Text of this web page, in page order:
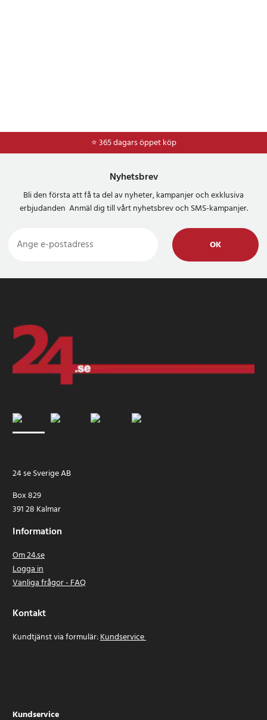
⭐ 365 dagars öppet köp
⭐Frakt 49kr *
Nyhetsbrev
Bli den första att få ta del av nyheter, kampanjer och exklusiva
erbjudanden Anmäl dig till vårt nyhetsbrev och SMS-kampanjer.
OK
24 se Sverige AB
Box 829
391 28 Kalmar
Information
Om 24.se
Logga in
Vanliga frågor - FAQ
Kontakt
Kundtjänst via formulär:Kundservice
Kundservice